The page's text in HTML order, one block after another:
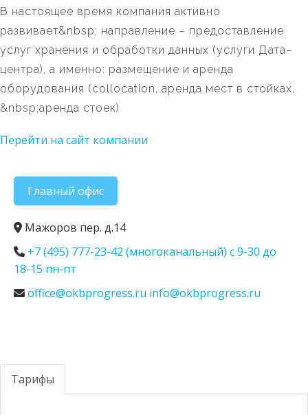
В настоящее время компания активно
развивает&nbsp; направление – предоставление
услуг хранения и обработки данных (услуги Дата–
центра), а именно: размещение и аренда
оборудования (collocation, аренда мест в стойках,
&nbsp;аренда стоек)
Перейти на сайт компании
Главный офис
Мажоров пер. д.14
+7 (495) 777-23-42 (многоканальный) с 9-30 до
18-15 пн-пт
office@okbprogress.ru info@okbprogress.ru
Тарифы